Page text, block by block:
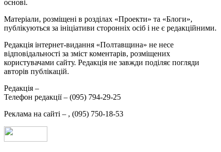
основі.
Матеріали, розміщені в розділах «Проекти» та «Блоги»,
публікуються за ініціативи сторонніх осіб і не є редакційними.
Редакція інтернет-видання «Полтавщина» не несе
відповідальності за зміст коментарів, розміщених
користувачами сайту. Редакція не завжди поділяє погляди
авторів публікацій.
Редакція –
Телефон редакції – (095) 794-29-25
Реклама на сайті – , (095) 750-18-53